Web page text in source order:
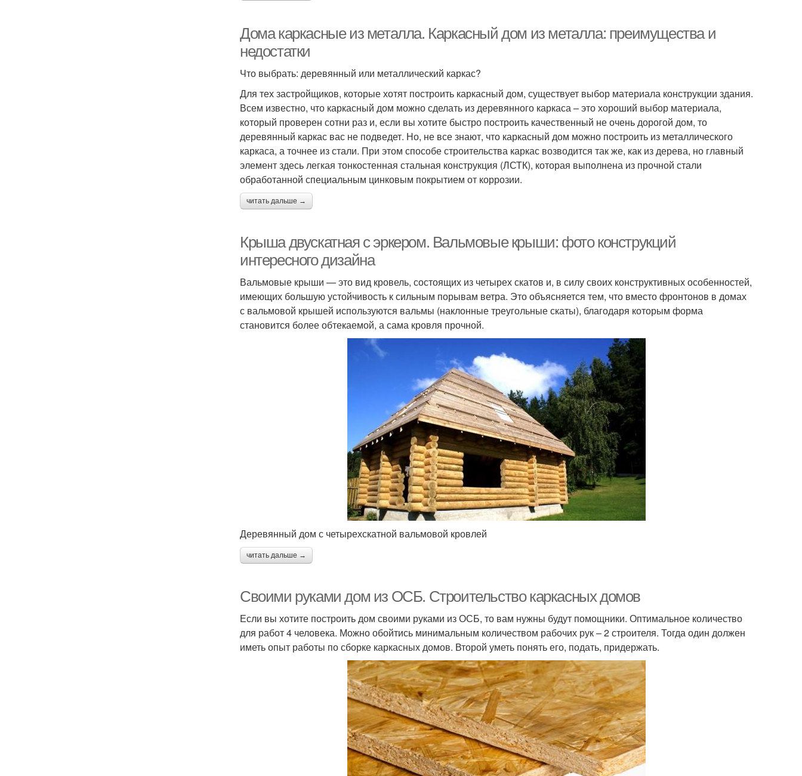
Дома каркасные из металла. Каркасный дом из металла: преимущества и
недостатки
Что выбрать: деревянный или металлический каркас?
Для тех застройщиков, которые хотят построить каркасный дом, существует выбор материала конструкции здания.
Всем известно, что каркасный дом можно сделать из деревянного каркаса – это хороший выбор материала,
который проверен сотни раз и, если вы хотите быстро построить качественный не очень дорогой дом, то
деревянный каркас вас не подведет. Но, не все знают, что каркасный дом можно построить из металлического
каркаса, а точнее из стали. При этом способе строительства каркас возводится так же, как из дерева, но главный
элемент здесь легкая тонкостенная стальная конструкция (ЛСТК), которая выполнена из прочной стали
обработанной специальным цинковым покрытием от коррозии.
читать дальше →
Крыша двускатная с эркером. Вальмовые крыши: фото конструкций
интересного дизайна
Вальмовые крыши — это вид кровель, состоящих из четырех скатов и, в силу своих конструктивных особенностей,
имеющих большую устойчивость к сильным порывам ветра. Это объясняется тем, что вместо фронтонов в домах
с вальмовой крышей используются вальмы (наклонные треугольные скаты), благодаря которым форма
становится более обтекаемой, а сама кровля прочной.
Деревянный дом с четырехскатной вальмовой кровлей
читать дальше →
Своими руками дом из ОСБ. Строительство каркасных домов
Если вы хотите построить дом своими руками из ОСБ, то вам нужны будут помощники. Оптимальное количество
для работ 4 человека. Можно обойтись минимальным количеством рабочих рук – 2 строителя. Тогда один должен
иметь опыт работы по сборке каркасных домов. Второй уметь понять его, подать, придержать.